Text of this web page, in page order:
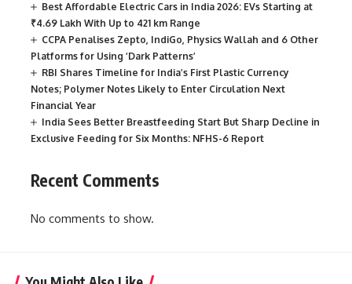
Best Affordable Electric Cars in India 2026: EVs Starting at
₹4.69 Lakh With Up to 421 km Range
CCPA Penalises Zepto, IndiGo, Physics Wallah and 6 Other
Platforms for Using ‘Dark Patterns’
RBI Shares Timeline for India’s First Plastic Currency
Notes; Polymer Notes Likely to Enter Circulation Next
Financial Year
India Sees Better Breastfeeding Start But Sharp Decline in
Exclusive Feeding for Six Months: NFHS-6 Report
Recent Comments
No comments to show.